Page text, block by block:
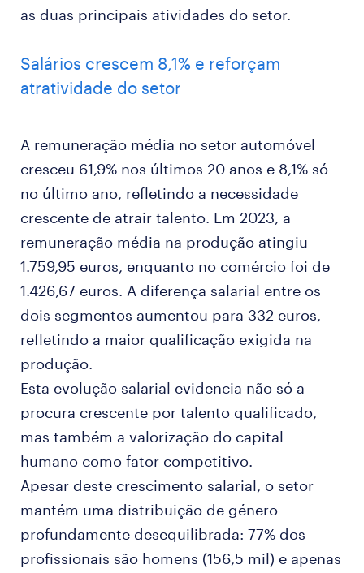
as duas principais atividades do setor.
Salários crescem 8,1% e reforçam
atratividade do setor
A remuneração média no setor automóvel
cresceu 61,9% nos últimos 20 anos e 8,1% só
no último ano, refletindo a necessidade
crescente de atrair talento. Em 2023, a
remuneração média na produção atingiu
1.759,95 euros, enquanto no comércio foi de
1.426,67 euros. A diferença salarial entre os
dois segmentos aumentou para 332 euros,
refletindo a maior qualificação exigida na
produção.
Esta evolução salarial evidencia não só a
procura crescente por talento qualificado,
mas também a valorização do capital
humano como fator competitivo.
Apesar deste crescimento salarial, o setor
mantém uma distribuição de género
profundamente desequilibrada: 77% dos
profissionais são homens (156,5 mil) e apenas